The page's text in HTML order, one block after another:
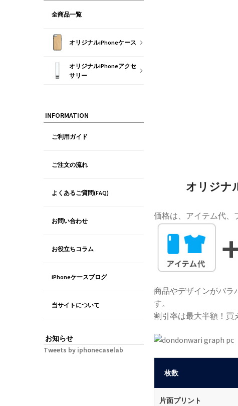
オリジナ
価格は、アイテム代、
商品やデザインがバラ
す。
割引率は最大半額！買
枚数
片面プリント
全商品一覧
オリジナルiPhoneケース
オリジナルiPhoneアクセ
サリー
INFORMATION
ご利用ガイド
ご注文の流れ
よくあるご質問(FAQ)
お問い合わせ
お役立ちコラム
iPhoneケースブログ
当サイトについて
お知らせ
Tweets by iphonecaselab